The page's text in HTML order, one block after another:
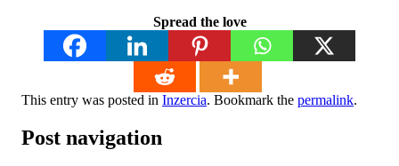
Spread the love
This entry was posted in Inzercia. Bookmark the permalink.
Post navigation